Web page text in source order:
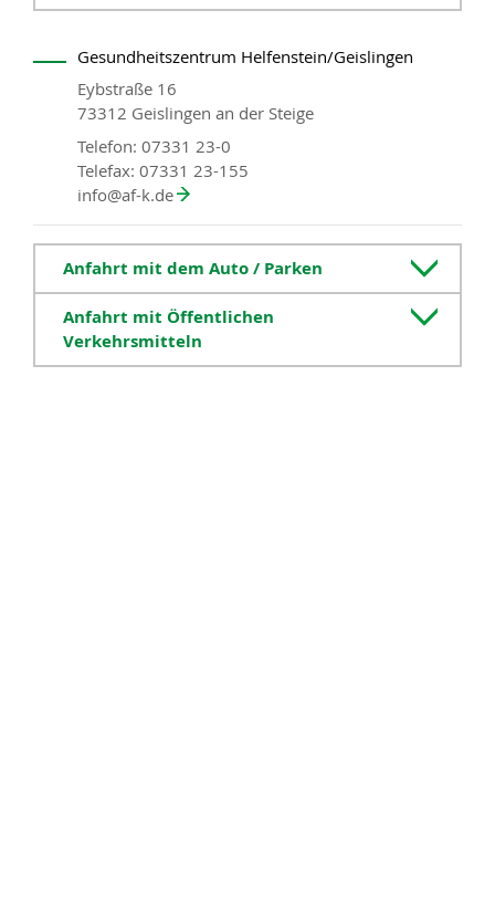
Gesundheitszentrum Helfenstein/Geislingen
Eybstraße 16
73312 Geislingen an der Steige
Telefon: 07331 23-0
Telefax: 07331 23-155
info@af-k.de
Anfahrt mit dem Auto / Parken
Anfahrt mit Öffentlichen
Verkehrsmitteln